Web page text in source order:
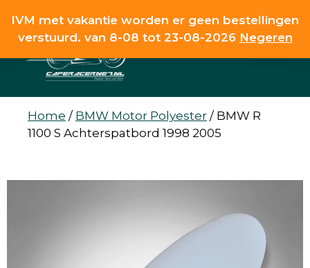
IVM met vakantie worden er geen bestellingen
verstuurd. van 8-08 tot 23-08-2026 Negeren
naar
inhoud
MENU
Home / BMW Motor Polyester / BMW R
1100 S Achterspatbord 1998 2005